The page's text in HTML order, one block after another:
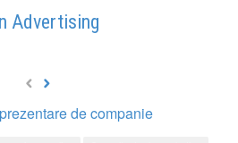
Advertising
de companie